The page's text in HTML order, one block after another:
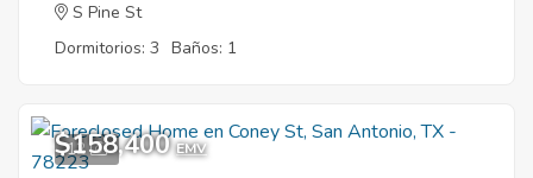
S Pine St
Dormitorios: 3 Baños: 1
12
$158,400 EMV